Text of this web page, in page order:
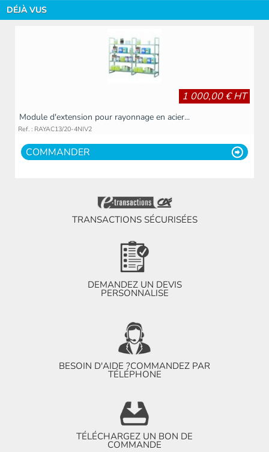
DÉJÀ VUS
1 000,00 € HT
Module d'extension pour rayonnage en acier...
Ref. : RAYAC13/20-4NIV2
COMMANDER
TRANSACTIONS SÉCURISÉES
DEMANDEZ UN DEVIS
PERSONNALISE
BESOIN D'AIDE ?COMMANDEZ PAR
TÉLÉPHONE
TÉLÉCHARGEZ UN BON DE
COMMANDE